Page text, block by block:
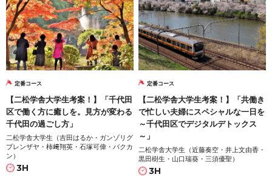
定番コース
【二松学舎大学生考案！】「千代田
区で働く方に癒しを。見方が変わる
千代田の過ごし方」
二松学舎大学生（吉田はるか・ガンゾリグ
ブレンザヤ・柿﨑翔英・石塚可偉・バクカ
ン）
3H
定番コース
【二松学舎大学生考案！】「共働き
で忙しい夫婦にスペシャルな一日を
～千代田区でデジタルデトックス
～」
二松学舎大学生（近藤奏空・井上文由香・
黒田樹生・山口瑞葵・三須優聖）
3H